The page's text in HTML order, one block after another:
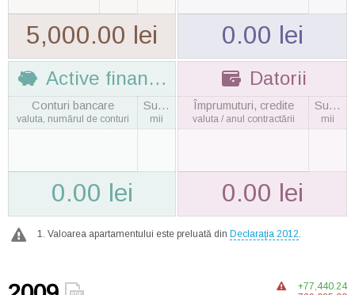
5,000.00 lei 0.00 lei
Active financiare
Conturi bancare
valuta, numărul de conturi
Suma
mii
0.00 lei
Datorii
Împrumuturi, credite
valuta / anul contractării
Suma
mii
0.00 lei
Valoarea apartamentului este preluată din Declaraţia 2012.
+77,440.24